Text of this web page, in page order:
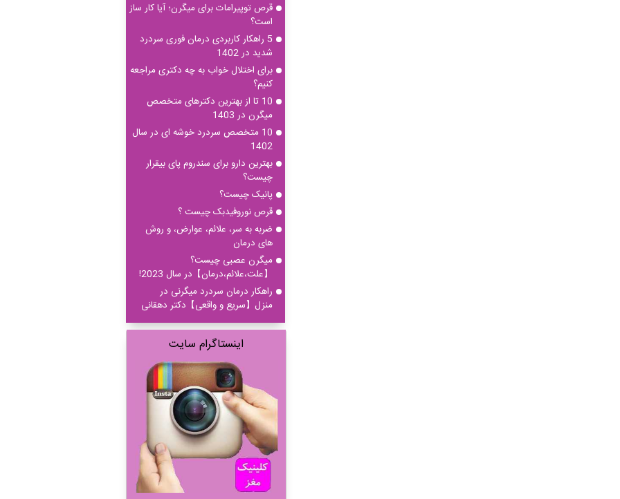
قرص توپیرامات برای میگرن؛ آیا کار ساز
است؟
5 راهکار کاربردی درمان فوری سردرد
شدید در 1402
برای اختلال خواب به چه دکتری مراجعه
کنیم؟
10 تا از بهترین دکترهای متخصص
میگرن در 1403
10 متخصص سردرد خوشه ای در سال
1402
بهترین دارو برای سندروم پای بیقرار
چیست؟
پانیک چیست؟
قرص نوروفیدبک چیست ؟
ضربه به سر، علائم، عوارض، و روش
های درمان
میگرن عصبی چیست؟
【علت،علائم،درمان】در سال 2023!
راهکار درمان سردرد میگرنی در
منزل【سریع و واقعی】دکتر دهقانی
اینستاگرام سایت